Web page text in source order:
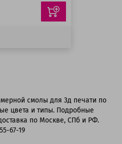
смолы для 3д печати по
цвета и типы. Подробные
по Москве, СПб и РФ.
67-19